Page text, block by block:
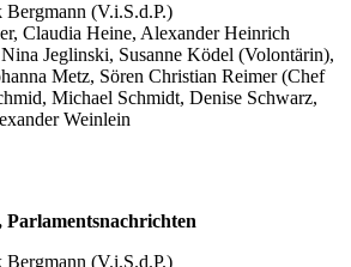
Bergmann (V.i.S.d.P.)
Claudia Heine, Alexander Heinrich
Jeglinski, Susanne Ködel (Volontärin),
Metz, Sören Christian Reimer (Chef
Michael Schmidt, Denise Schwarz,
Weinlein
Parlamentsnachrichten
Bergmann (V.i.S.d.P.)